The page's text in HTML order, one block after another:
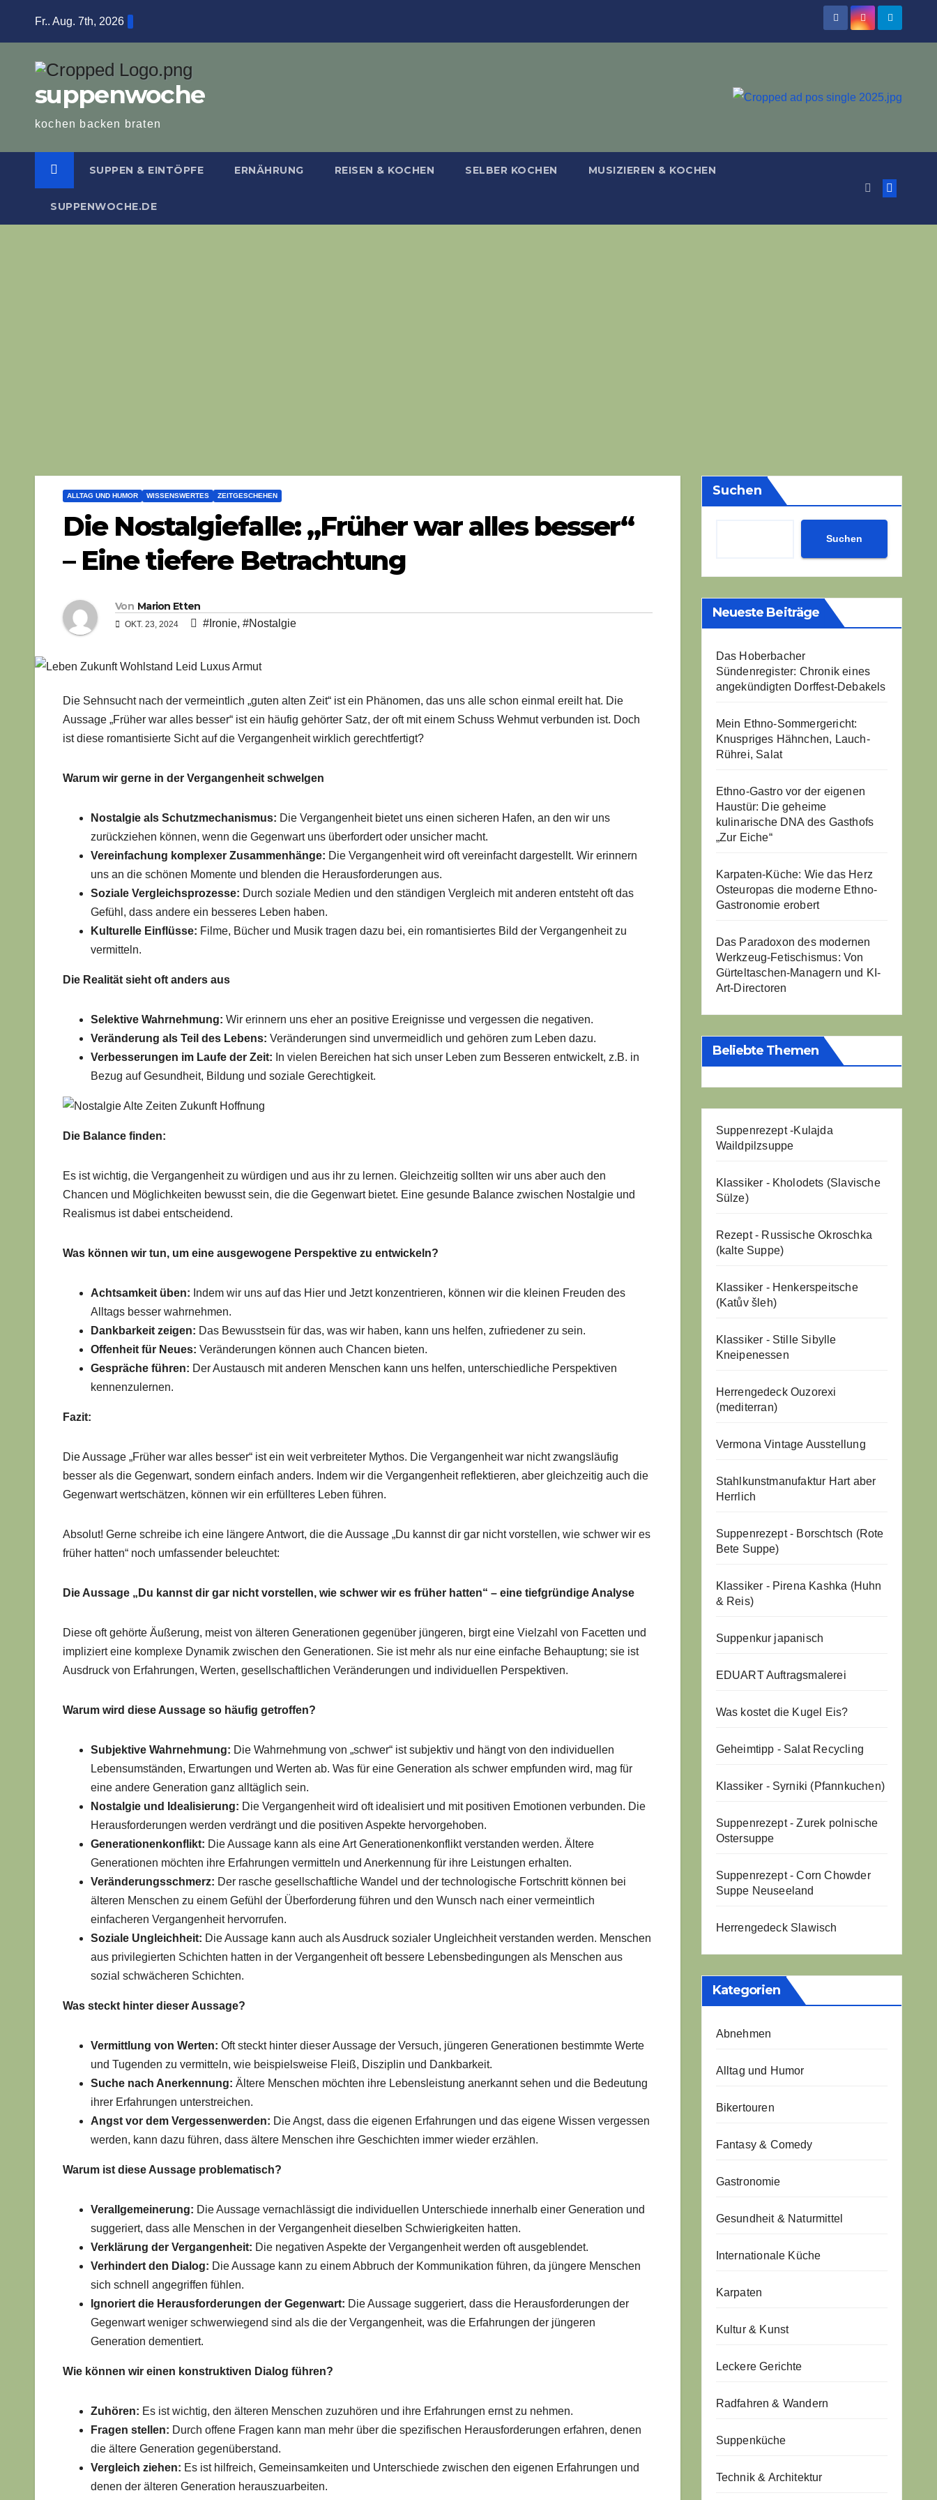
Fr.. Aug. 7th, 2026
suppenwoche
kochen backen braten
SUPPEN & EINTÖPFE ERNÄHRUNG REISEN & KOCHEN SELBER KOCHEN MUSIZIEREN & KOCHEN
SUPPENWOCHE.DE
ALLTAG UND HUMOR WISSENSWERTES ZEITGESCHEHEN
Die Nostalgiefalle: „Früher war alles besser“
– Eine tiefere Betrachtung
Von Marion Etten
OKT. 23, 2024 #Ironie, #Nostalgie
Die Sehnsucht nach der vermeintlich „guten alten Zeit“ ist ein Phänomen, das uns alle schon einmal ereilt hat. Die
Aussage „Früher war alles besser“ ist ein häufig gehörter Satz, der oft mit einem Schuss Wehmut verbunden ist. Doch
ist diese romantisierte Sicht auf die Vergangenheit wirklich gerechtfertigt?
Warum wir gerne in der Vergangenheit schwelgen
Nostalgie als Schutzmechanismus: Die Vergangenheit bietet uns einen sicheren Hafen, an den wir uns
zurückziehen können, wenn die Gegenwart uns überfordert oder unsicher macht.
Vereinfachung komplexer Zusammenhänge: Die Vergangenheit wird oft vereinfacht dargestellt. Wir erinnern
uns an die schönen Momente und blenden die Herausforderungen aus.
Soziale Vergleichsprozesse: Durch soziale Medien und den ständigen Vergleich mit anderen entsteht oft das
Gefühl, dass andere ein besseres Leben haben.
Kulturelle Einflüsse: Filme, Bücher und Musik tragen dazu bei, ein romantisiertes Bild der Vergangenheit zu
vermitteln.
Die Realität sieht oft anders aus
Selektive Wahrnehmung: Wir erinnern uns eher an positive Ereignisse und vergessen die negativen.
Veränderung als Teil des Lebens: Veränderungen sind unvermeidlich und gehören zum Leben dazu.
Verbesserungen im Laufe der Zeit: In vielen Bereichen hat sich unser Leben zum Besseren entwickelt, z.B. in
Bezug auf Gesundheit, Bildung und soziale Gerechtigkeit.
Die Balance finden:
Es ist wichtig, die Vergangenheit zu würdigen und aus ihr zu lernen. Gleichzeitig sollten wir uns aber auch den
Chancen und Möglichkeiten bewusst sein, die die Gegenwart bietet. Eine gesunde Balance zwischen Nostalgie und
Realismus ist dabei entscheidend.
Was können wir tun, um eine ausgewogene Perspektive zu entwickeln?
Achtsamkeit üben: Indem wir uns auf das Hier und Jetzt konzentrieren, können wir die kleinen Freuden des
Alltags besser wahrnehmen.
Dankbarkeit zeigen: Das Bewusstsein für das, was wir haben, kann uns helfen, zufriedener zu sein.
Offenheit für Neues: Veränderungen können auch Chancen bieten.
Gespräche führen: Der Austausch mit anderen Menschen kann uns helfen, unterschiedliche Perspektiven
kennenzulernen.
Fazit:
Die Aussage „Früher war alles besser“ ist ein weit verbreiteter Mythos. Die Vergangenheit war nicht zwangsläufig
besser als die Gegenwart, sondern einfach anders. Indem wir die Vergangenheit reflektieren, aber gleichzeitig auch die
Gegenwart wertschätzen, können wir ein erfüllteres Leben führen.
Absolut! Gerne schreibe ich eine längere Antwort, die die Aussage „Du kannst dir gar nicht vorstellen, wie schwer wir es
früher hatten“ noch umfassender beleuchtet:
Die Aussage „Du kannst dir gar nicht vorstellen, wie schwer wir es früher hatten“ – eine tiefgründige Analyse
Diese oft gehörte Äußerung, meist von älteren Generationen gegenüber jüngeren, birgt eine Vielzahl von Facetten und
impliziert eine komplexe Dynamik zwischen den Generationen. Sie ist mehr als nur eine einfache Behauptung; sie ist
Ausdruck von Erfahrungen, Werten, gesellschaftlichen Veränderungen und individuellen Perspektiven.
Warum wird diese Aussage so häufig getroffen?
Subjektive Wahrnehmung: Die Wahrnehmung von „schwer“ ist subjektiv und hängt von den individuellen
Lebensumständen, Erwartungen und Werten ab. Was für eine Generation als schwer empfunden wird, mag für
eine andere Generation ganz alltäglich sein.
Nostalgie und Idealisierung: Die Vergangenheit wird oft idealisiert und mit positiven Emotionen verbunden. Die
Herausforderungen werden verdrängt und die positiven Aspekte hervorgehoben.
Generationenkonflikt: Die Aussage kann als eine Art Generationenkonflikt verstanden werden. Ältere
Generationen möchten ihre Erfahrungen vermitteln und Anerkennung für ihre Leistungen erhalten.
Veränderungsschmerz: Der rasche gesellschaftliche Wandel und der technologische Fortschritt können bei
älteren Menschen zu einem Gefühl der Überforderung führen und den Wunsch nach einer vermeintlich
einfacheren Vergangenheit hervorrufen.
Soziale Ungleichheit: Die Aussage kann auch als Ausdruck sozialer Ungleichheit verstanden werden. Menschen
aus privilegierten Schichten hatten in der Vergangenheit oft bessere Lebensbedingungen als Menschen aus
sozial schwächeren Schichten.
Was steckt hinter dieser Aussage?
Vermittlung von Werten: Oft steckt hinter dieser Aussage der Versuch, jüngeren Generationen bestimmte Werte
und Tugenden zu vermitteln, wie beispielsweise Fleiß, Disziplin und Dankbarkeit.
Suche nach Anerkennung: Ältere Menschen möchten ihre Lebensleistung anerkannt sehen und die Bedeutung
ihrer Erfahrungen unterstreichen.
Angst vor dem Vergessenwerden: Die Angst, dass die eigenen Erfahrungen und das eigene Wissen vergessen
werden, kann dazu führen, dass ältere Menschen ihre Geschichten immer wieder erzählen.
Warum ist diese Aussage problematisch?
Verallgemeinerung: Die Aussage vernachlässigt die individuellen Unterschiede innerhalb einer Generation und
suggeriert, dass alle Menschen in der Vergangenheit dieselben Schwierigkeiten hatten.
Verklärung der Vergangenheit: Die negativen Aspekte der Vergangenheit werden oft ausgeblendet.
Verhindert den Dialog: Die Aussage kann zu einem Abbruch der Kommunikation führen, da jüngere Menschen
sich schnell angegriffen fühlen.
Ignoriert die Herausforderungen der Gegenwart: Die Aussage suggeriert, dass die Herausforderungen der
Gegenwart weniger schwerwiegend sind als die der Vergangenheit, was die Erfahrungen der jüngeren
Generation dementiert.
Wie können wir einen konstruktiven Dialog führen?
Zuhören: Es ist wichtig, den älteren Menschen zuzuhören und ihre Erfahrungen ernst zu nehmen.
Fragen stellen: Durch offene Fragen kann man mehr über die spezifischen Herausforderungen erfahren, denen
die ältere Generation gegenüberstand.
Vergleich ziehen: Es ist hilfreich, Gemeinsamkeiten und Unterschiede zwischen den eigenen Erfahrungen und
denen der älteren Generation herauszuarbeiten.
Suchen
Suchen
Neueste Beiträge
Das Hoberbacher
Sündenregister: Chronik eines
angekündigten Dorffest-Debakels
Mein Ethno-Sommergericht:
Knuspriges Hähnchen, Lauch-
Rührei, Salat
Ethno-Gastro vor der eigenen
Haustür: Die geheime
kulinarische DNA des Gasthofs
„Zur Eiche“
Karpaten-Küche: Wie das Herz
Osteuropas die moderne Ethno-
Gastronomie erobert
Das Paradoxon des modernen
Werkzeug-Fetischismus: Von
Gürteltaschen-Managern und KI-
Art-Directoren
Beliebte Themen
Suppenrezept -Kulajda
Waildpilzsuppe
Klassiker - Kholodets (Slavische
Sülze)
Rezept - Russische Okroschka
(kalte Suppe)
Klassiker - Henkerspeitsche
(Katův šleh)
Klassiker - Stille Sibylle
Kneipenessen
Herrengedeck Ouzorexi
(mediterran)
Vermona Vintage Ausstellung
Stahlkunstmanufaktur Hart aber
Herrlich
Suppenrezept - Borschtsch (Rote
Bete Suppe)
Klassiker - Pirena Kashka (Huhn
& Reis)
Suppenkur japanisch
EDUART Auftragsmalerei
Was kostet die Kugel Eis?
Geheimtipp - Salat Recycling
Klassiker - Syrniki (Pfannkuchen)
Suppenrezept - Zurek polnische
Ostersuppe
Suppenrezept - Corn Chowder
Suppe Neuseeland
Herrengedeck Slawisch
Kategorien
Abnehmen
Alltag und Humor
Bikertouren
Fantasy & Comedy
Gastronomie
Gesundheit & Naturmittel
Internationale Küche
Karpaten
Kultur & Kunst
Leckere Gerichte
Radfahren & Wandern
Suppenküche
Technik & Architektur